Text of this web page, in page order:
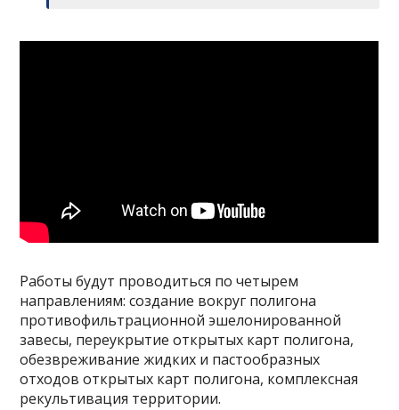
Работы будут проводиться по четырем
направлениям: создание вокруг полигона
противофильтрационной эшелонированной
завесы, переукрытие открытых карт полигона,
обезвреживание жидких и пастообразных
отходов открытых карт полигона, комплексная
рекультивация территории.